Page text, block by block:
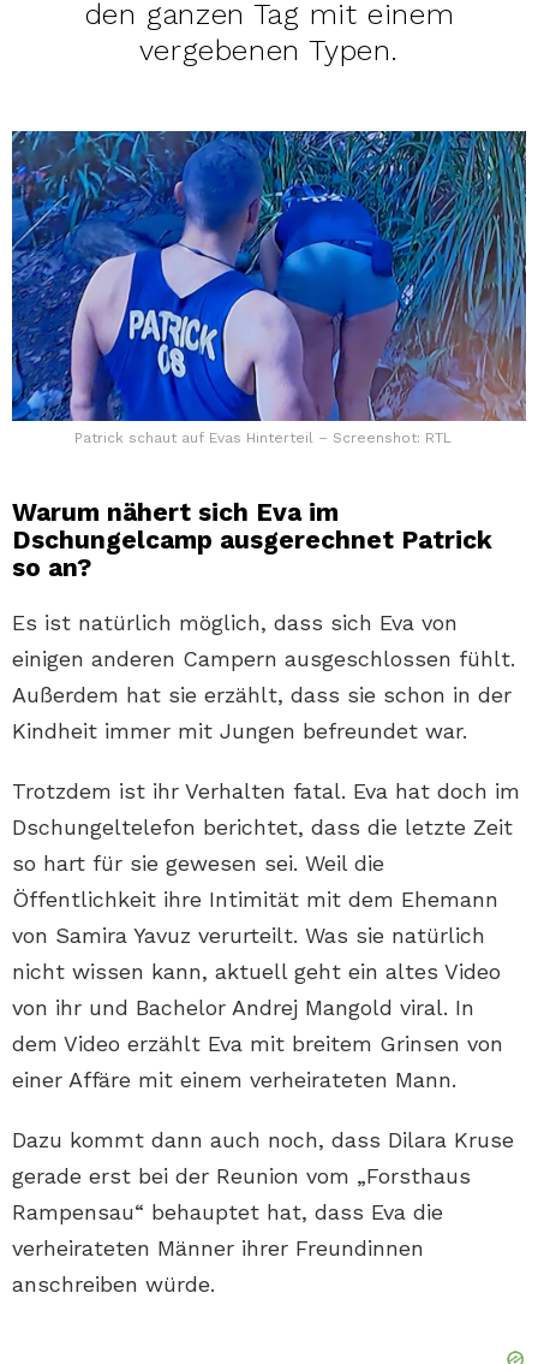
den ganzen Tag mit einem
vergebenen Typen.
Patrick schaut auf Evas Hinterteil – Screenshot: RTL
Warum nähert sich Eva im
Dschungelcamp ausgerechnet Patrick
so an?
Es ist natürlich möglich, dass sich Eva von
einigen anderen Campern ausgeschlossen fühlt.
Außerdem hat sie erzählt, dass sie schon in der
Kindheit immer mit Jungen befreundet war.
Trotzdem ist ihr Verhalten fatal. Eva hat doch im
Dschungeltelefon berichtet, dass die letzte Zeit
so hart für sie gewesen sei. Weil die
Öffentlichkeit ihre Intimität mit dem Ehemann
von Samira Yavuz verurteilt. Was sie natürlich
nicht wissen kann, aktuell geht ein altes Video
von ihr und Bachelor Andrej Mangold viral. In
dem Video erzählt Eva mit breitem Grinsen von
einer Affäre mit einem verheirateten Mann.
Dazu kommt dann auch noch, dass Dilara Kruse
gerade erst bei der Reunion vom „Forsthaus
Rampensau“ behauptet hat, dass Eva die
verheirateten Männer ihrer Freundinnen
anschreiben würde.